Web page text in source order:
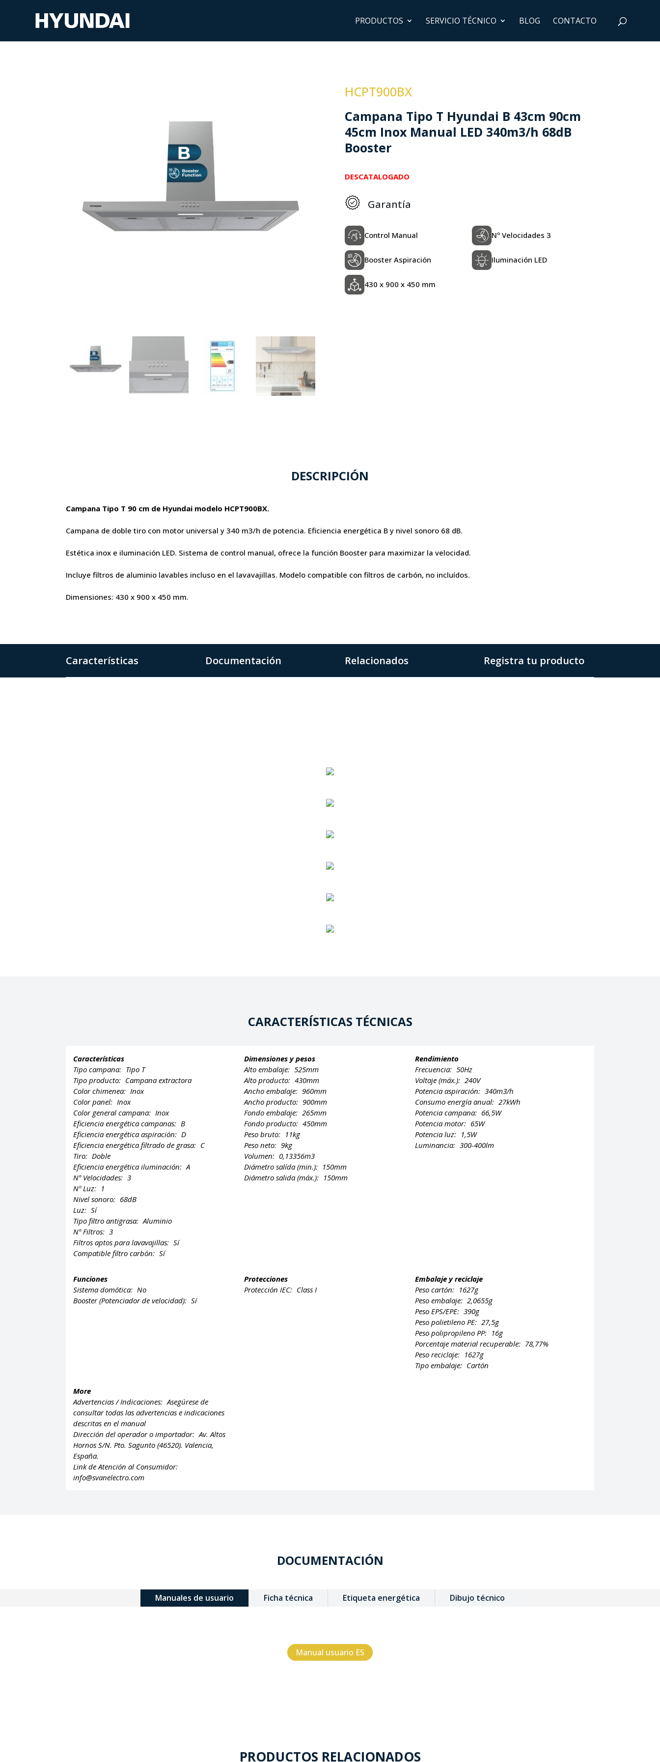
PRODUCTOS SERVICIO TÉCNICO BLOG CONTACTO
HCPT900BX
Campana Tipo T Hyundai B 43cm 90cm
45cm Inox Manual LED 340m3/h 68dB
Booster
DESCATALOGADO
Garantía
Control Manual Nº Velocidades 3
Booster Aspiración Iluminación LED
430 x 900 x 450 mm
DESCRIPCIÓN
Campana Tipo T 90 cm de Hyundai modelo HCPT900BX.
Campana de doble tiro con motor universal y 340 m3/h de potencia. Eficiencia energética B y nivel sonoro 68 dB.
Estética inox e iluminación LED. Sistema de control manual, ofrece la función Booster para maximizar la velocidad.
Incluye filtros de aluminio lavables incluso en el lavavajillas. Modelo compatible con filtros de carbón, no incluídos.
Dimensiones: 430 x 900 x 450 mm.
Características Documentación Relacionados Registra tu producto
CARACTERÍSTICAS TÉCNICAS
Características
Tipo campana: Tipo T
Tipo producto: Campana extractora
Color chimenea: Inox
Color panel: Inox
Color general campana: Inox
Eficiencia energética campanas: B
Eficiencia energética aspiración: D
Eficiencia energética filtrado de grasa: C
Tiro: Doble
Eficiencia energética iluminación: A
Nº Velocidades: 3
Nº Luz: 1
Nivel sonoro: 68dB
Luz: Sí
Tipo filtro antigrasa: Aluminio
Nº Filtros: 3
Filtros aptos para lavavajillas: Sí
Compatible filtro carbón: Sí
Dimensiones y pesos
Alto embalaje: 525mm
Alto producto: 430mm
Ancho embalaje: 960mm
Ancho producto: 900mm
Fondo embalaje: 265mm
Fondo producto: 450mm
Peso bruto: 11kg
Peso neto: 9kg
Volumen: 0,13356m3
Diámetro salída (min.): 150mm
Diámetro salida (máx.): 150mm
Rendimiento
Frecuencia: 50Hz
Voltaje (máx.): 240V
Potencia aspiración: 340m3/h
Consumo energía anual: 27kWh
Potencia campana: 66,5W
Potencia motor: 65W
Potencia luz: 1,5W
Luminancia: 300-400lm
Funciones
Sistema domótica: No
Booster (Potenciador de velocidad): Sí
Protecciones
Protección IEC: Class I
Embalaje y reciclaje
Peso cartón: 1627g
Peso embalaje: 2,0655g
Peso EPS/EPE: 390g
Peso polietileno PE: 27,5g
Peso polipropileno PP: 16g
Porcentaje material recuperable: 78,77%
Peso reciclaje: 1627g
Tipo embalaje: Cartón
More
Advertencias / Indicaciones: Asegúrese de
consultar todas las advertencias e indicaciones
descritas en el manual
Dirección del operador o importador: Av. Altos
Hornos S/N. Pto. Sagunto (46520). Valencia,
España.
Link de Atención al Consumidor:
info@svanelectro.com
DOCUMENTACIÓN
Manuales de usuario Ficha técnica Etiqueta energética Dibujo técnico
Manual usuario ES
PRODUCTOS RELACIONADOS